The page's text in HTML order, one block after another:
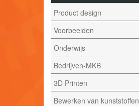
Product design
Voorbeelden
Onderwijs
Bedrijven-MKB
3D Printen
Bewerken van kunststoffen